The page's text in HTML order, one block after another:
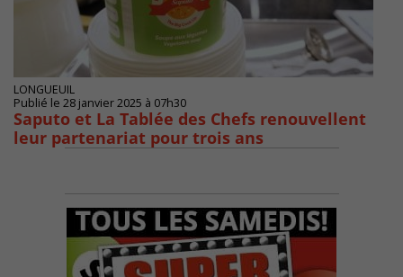
LONGUEUIL
Publié le 28 janvier 2025 à 07h30
Saputo et La Tablée des Chefs renouvellent
leur partenariat pour trois ans